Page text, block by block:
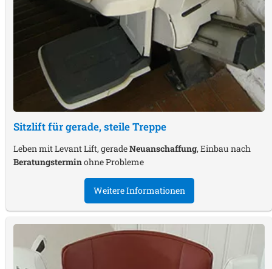
Sitzlift für gerade, steile Treppe
Leben mit Levant Lift, geradeNeuanschaffung, Einbau nach
Beratungsterminohne Probleme
Weitere Informationen